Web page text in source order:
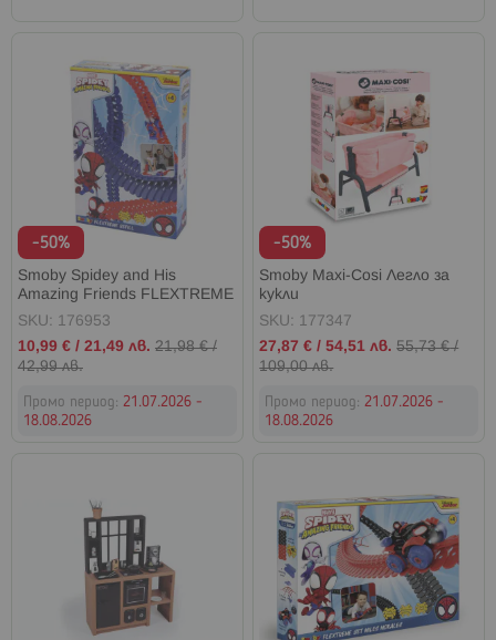
-50%
Smoby Spidey and His
Amazing Friends FLEXTREME
Допълнителни релси
SKU: 176953
Промо
цена
10,99 € / 21,49 лв. 21,98 €/
42,99 лв.
Промо период: 21.07.2026 -
18.08.2026
-50%
Smoby Maxi-Cosi Легло за
кукли
SKU: 177347
Промо
цена
27,87 € /54,51 лв. 55,73 €/
109,00 лв.
Промо период:21.07.2026 -
18.08.2026